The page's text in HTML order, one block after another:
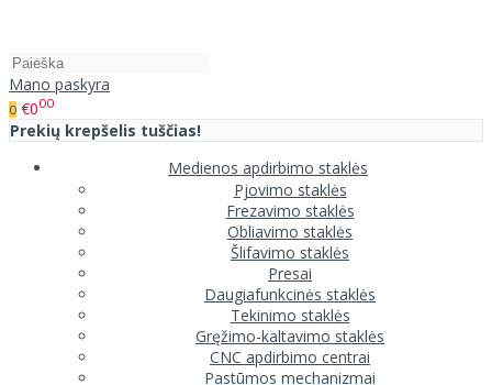
Mano paskyra
0 €000
Prekių krepšelis tuščias!
Medienos apdirbimo staklės
Pjovimo staklės
Frezavimo staklės
Obliavimo staklės
Šlifavimo staklės
Presai
Daugiafunkcinės staklės
Tekinimo staklės
Gręžimo-kaltavimo staklės
CNC apdirbimo centrai
Pastūmos mechanizmai